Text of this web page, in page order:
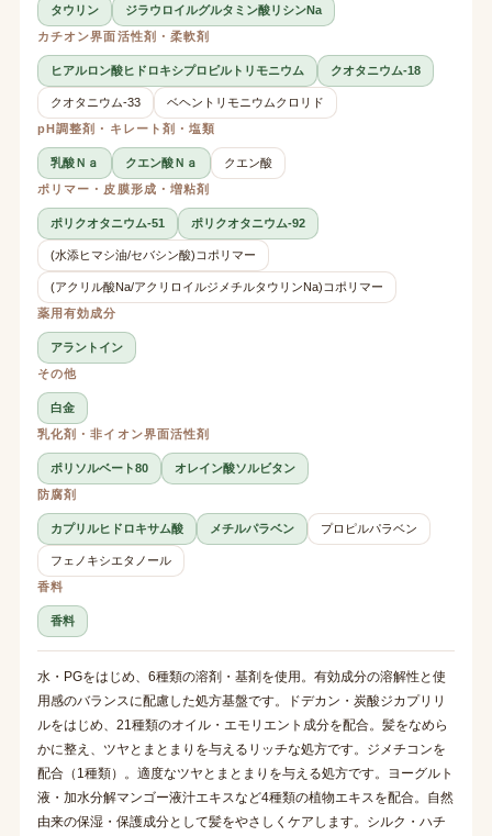
タウリン
ジラウロイルグルタミン酸リシンNa
カチオン界面活性剤・柔軟剤
ヒアルロン酸ヒドロキシプロピルトリモニウム クオタニウム-18
クオタニウム-33
ベヘントリモニウムクロリド
pH調整剤・キレート剤・塩類
乳酸Ｎａ クエン酸Ｎａ
クエン酸
ポリマー・皮膜形成・増粘剤
ポリクオタニウム-51 ポリクオタニウム-92
(水添ヒマシ油/セバシン酸)コポリマー
(アクリル酸Na/アクリロイルジメチルタウリンNa)コポリマー
薬用有効成分
アラントイン
その他
白金
乳化剤・非イオン界面活性剤
ポリソルベート80
オレイン酸ソルビタン
防腐剤
カプリルヒドロキサム酸 メチルパラベン プロピルパラベン
フェノキシエタノール
香料
香料
水・PGをはじめ、6種類の溶剤・基剤を使用。有効成分の溶解性と使
用感のバランスに配慮した処方基盤です。ドデカン・炭酸ジカプリリ
ルをはじめ、21種類のオイル・エモリエント成分を配合。髪をなめら
かに整え、ツヤとまとまりを与えるリッチな処方です。ジメチコンを
配合（1種類）。適度なツヤとまとまりを与える処方です。ヨーグルト
液・加水分解マンゴー液汁エキスなど4種類の植物エキスを配合。自然
由来の保湿・保護成分として髪をやさしくケアします。シルク・ハチ